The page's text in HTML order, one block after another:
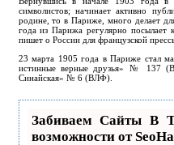
символистов; начинает активно
родине, то в Париже, много делает
года из Парижа регулярно посылает
пишет о России для французской
23 марта 1905 года в Париже стал
истинные верные друзья» № 137
Синайская» № 6 (ВЛФ).
Забиваем Сайты
возможности от